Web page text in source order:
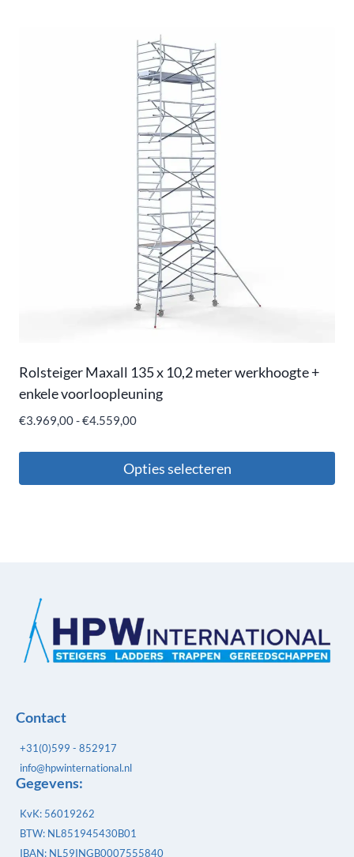
Rolsteiger Maxall 135 x 10,2 meter werkhoogte +
enkele voorloopleuning
€3.969,00-€4.559,00
Opties selecteren
Contact
+31(0)599 - 852917
info@hpwinternational.nl
Gegevens:
KvK: 56019262
BTW: NL851945430B01
IBAN: NL59INGB0007555840